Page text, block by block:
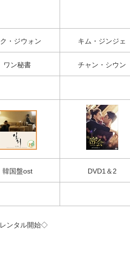
・ジウォン キム・ジンジェ
ワン秘書 チャン・シウン
韓国盤ost DVD1＆2
ンタル開始◇